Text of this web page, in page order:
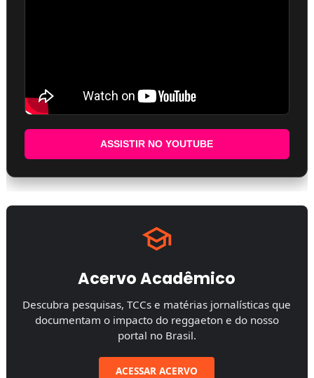
ASSISTIR NO YOUTUBE
Acervo Acadêmico
Descubra pesquisas, TCCs e matérias jornalísticas que
documentam o impacto do reggaeton e do nosso
portal no Brasil.
ACESSAR ACERVO